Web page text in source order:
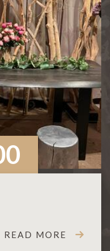
READ MORE